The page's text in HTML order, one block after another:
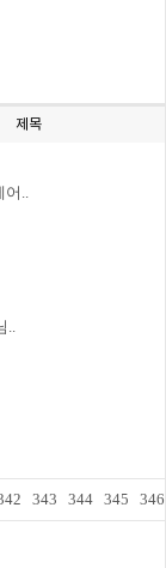
제목
어..
..
343 344 345 346